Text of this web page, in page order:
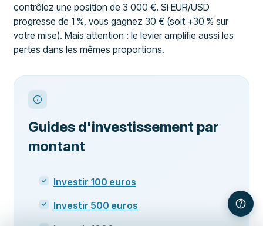
contrôlez une position de 3 000 €. Si EUR/USD
progresse de 1 %, vous gagnez 30 € (soit +30 % sur
votre mise). Mais attention : le levier amplifie aussi les
pertes dans les mêmes proportions.
Guides d'investissement par
montant
Investir 100 euros
Investir 500 euros